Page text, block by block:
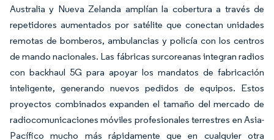
Australia y Nueva Zelanda amplían la cobertura a través de
repetidores aumentados por satélite que conectan unidades
remotas de bomberos, ambulancias y policía con los centros
de mando nacionales. Las fábricas surcoreanas integran radios
con backhaul 5G para apoyar los mandatos de fabricación
inteligente, generando nuevos pedidos de equipos. Estos
proyectos combinados expanden el tamaño del mercado de
radiocomunicaciones móviles profesionales terrestres en Asia-
Pacífico mucho más rápidamente que en cualquier otra